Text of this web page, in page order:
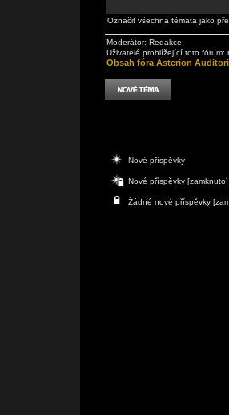
Označit všechna témata jako
Moderátor: Redakce
Uživatelé prohlížející toto fórum:
Obsah fóra Asterion
Nové příspěvky
Nové příspěvky [zamknuto]
Žádné nové příspěvky